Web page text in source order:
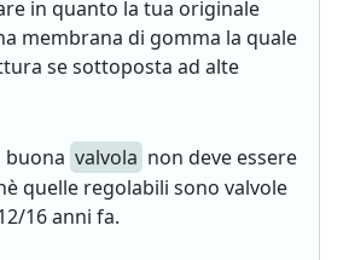
in quanto la tua originale
membrana di gomma la quale
se sottoposta ad alte
buona valvola non deve essere
quelle regolabili sono valvole
16 anni fa.